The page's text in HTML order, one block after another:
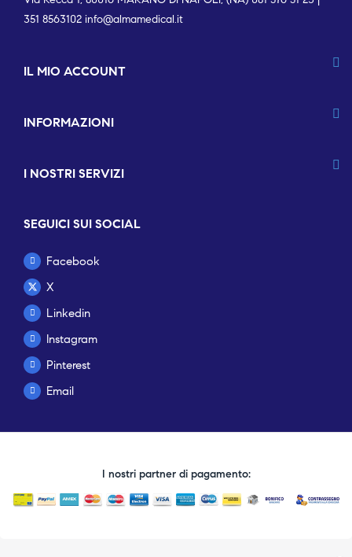
351 8563102 info@almamedical.it
IL MIO ACCOUNT
INFORMAZIONI
I NOSTRI SERVIZI
SEGUICI SUI SOCIAL
Facebook
X
Linkedin
Instagram
Pinterest
Email
I nostri partner di pagamento: